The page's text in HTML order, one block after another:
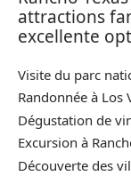
attractions
excellente
Visite du parc
Randonnée à Los
Dégustation de
Excursion à
Découverte des